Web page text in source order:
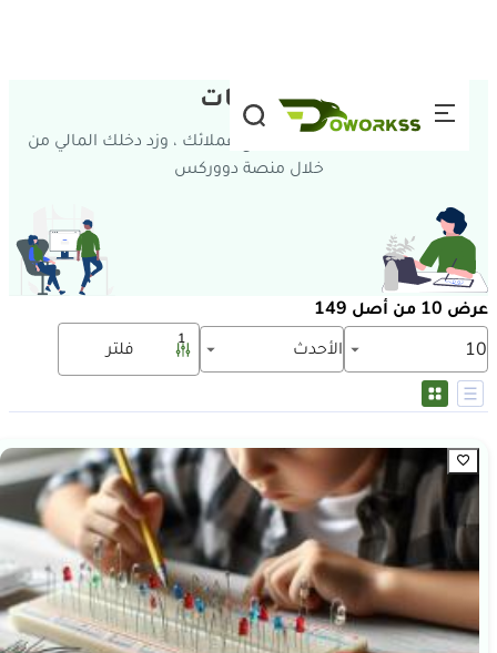
الخدمات
وفر وقتك وجهدك ، وتواصل مع عملائك ، وزد دخلك المالي من
خلال منصة دووركس
عرض 10 من أصل 149
10
الأحدث فلتر